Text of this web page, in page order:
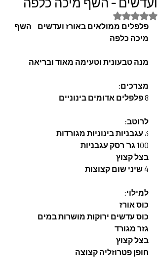
דירוג של NaN מתוך 5 כוכבים
פלפלים ממולאים באורז ועדשים - השף
מיכה כלפה
מנה טבעונית וטעימה מאוד ובריאה
מצרכים:
8 פלפלים אדומים בינוניים
לרוטב:
3 עגבניות בינוניות מגורדות
100 גר' רסק עגבניות
בצל קצוץ
4 שיני שום קצוצות
למילוי:
כוס אורז
כוס עדשים ירוקות מושרות במים
גזר מגורד
בצל קצוץ
חופן פטרוזליה קצוצה